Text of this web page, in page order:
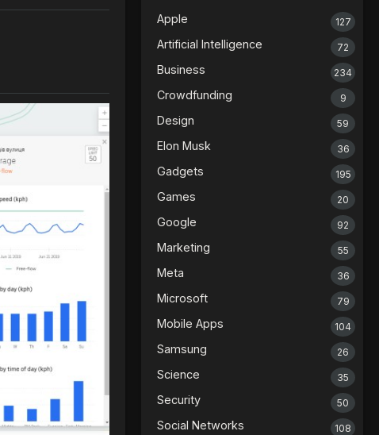
Apple 127
Artificial Intelligence 72
Business 234
Crowdfunding 9
Design 59
Elon Musk 36
Gadgets 195
Games 20
Google 92
Marketing 55
Meta 36
Microsoft 79
Mobile Apps 104
Samsung 26
Science 35
Security 50
Social Networks 108